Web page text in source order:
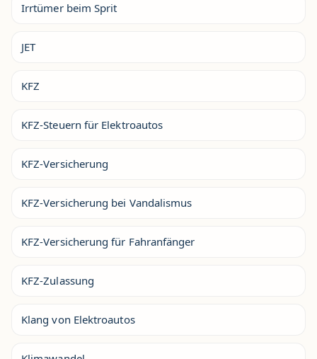
Irrtümer beim Sprit
JET
KFZ
KFZ-Steuern für Elektroautos
KFZ-Versicherung
KFZ-Versicherung bei Vandalismus
KFZ-Versicherung für Fahranfänger
KFZ-Zulassung
Klang von Elektroautos